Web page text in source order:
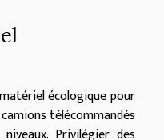
écologique pour
télécommandés
Privilégier des